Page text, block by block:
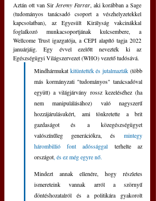
Aztán ott van Sir Jeremy Farrar, aki korábban a Sage
(tudományos tanácsadó csoport a vészhelyzetekkel
kapcsolatban), az Egyesült Királyság vakcinákkal
foglalkozó munkacsoportjának kulcsembere, a
Wellcome Trust igazgatója, a CEPI alapító tagja 2022
januárjáig. Egy évvel ezelőtt nevezték ki az
Egészségügyi Világszervezet (WHO) vezető tudósává.
Mindhármukat kitüntették és jutalmazták (több
más kormányzati "tudományos" tanácsadóval
együtt) a világjárvány rossz kezeléséhez (ha
nem manipulálásához) való nagyszerű
hozzájárulásukért, ami tönkretette a brit
gazdaságot és a közegészségügyet
valószínűleg generációkra, és mintegy
hárombillió font adóssággal terhelte az
országot, és ez még egyre nő.
Mindezt annak ellenére, hogy részletes
ismereteink vannak arról a szörnyű
döntéshozatalról és a politikára gyakorolt